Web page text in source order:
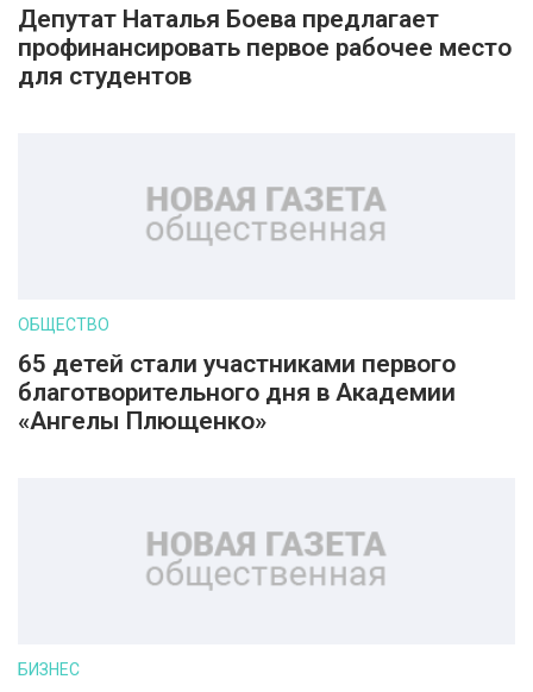
Депутат Наталья Боева предлагает
профинансировать первое рабочее место
для студентов
ОБЩЕСТВО
65 детей стали участниками первого
благотворительного дня в Академии
«Ангелы Плющенко»
БИЗНЕС